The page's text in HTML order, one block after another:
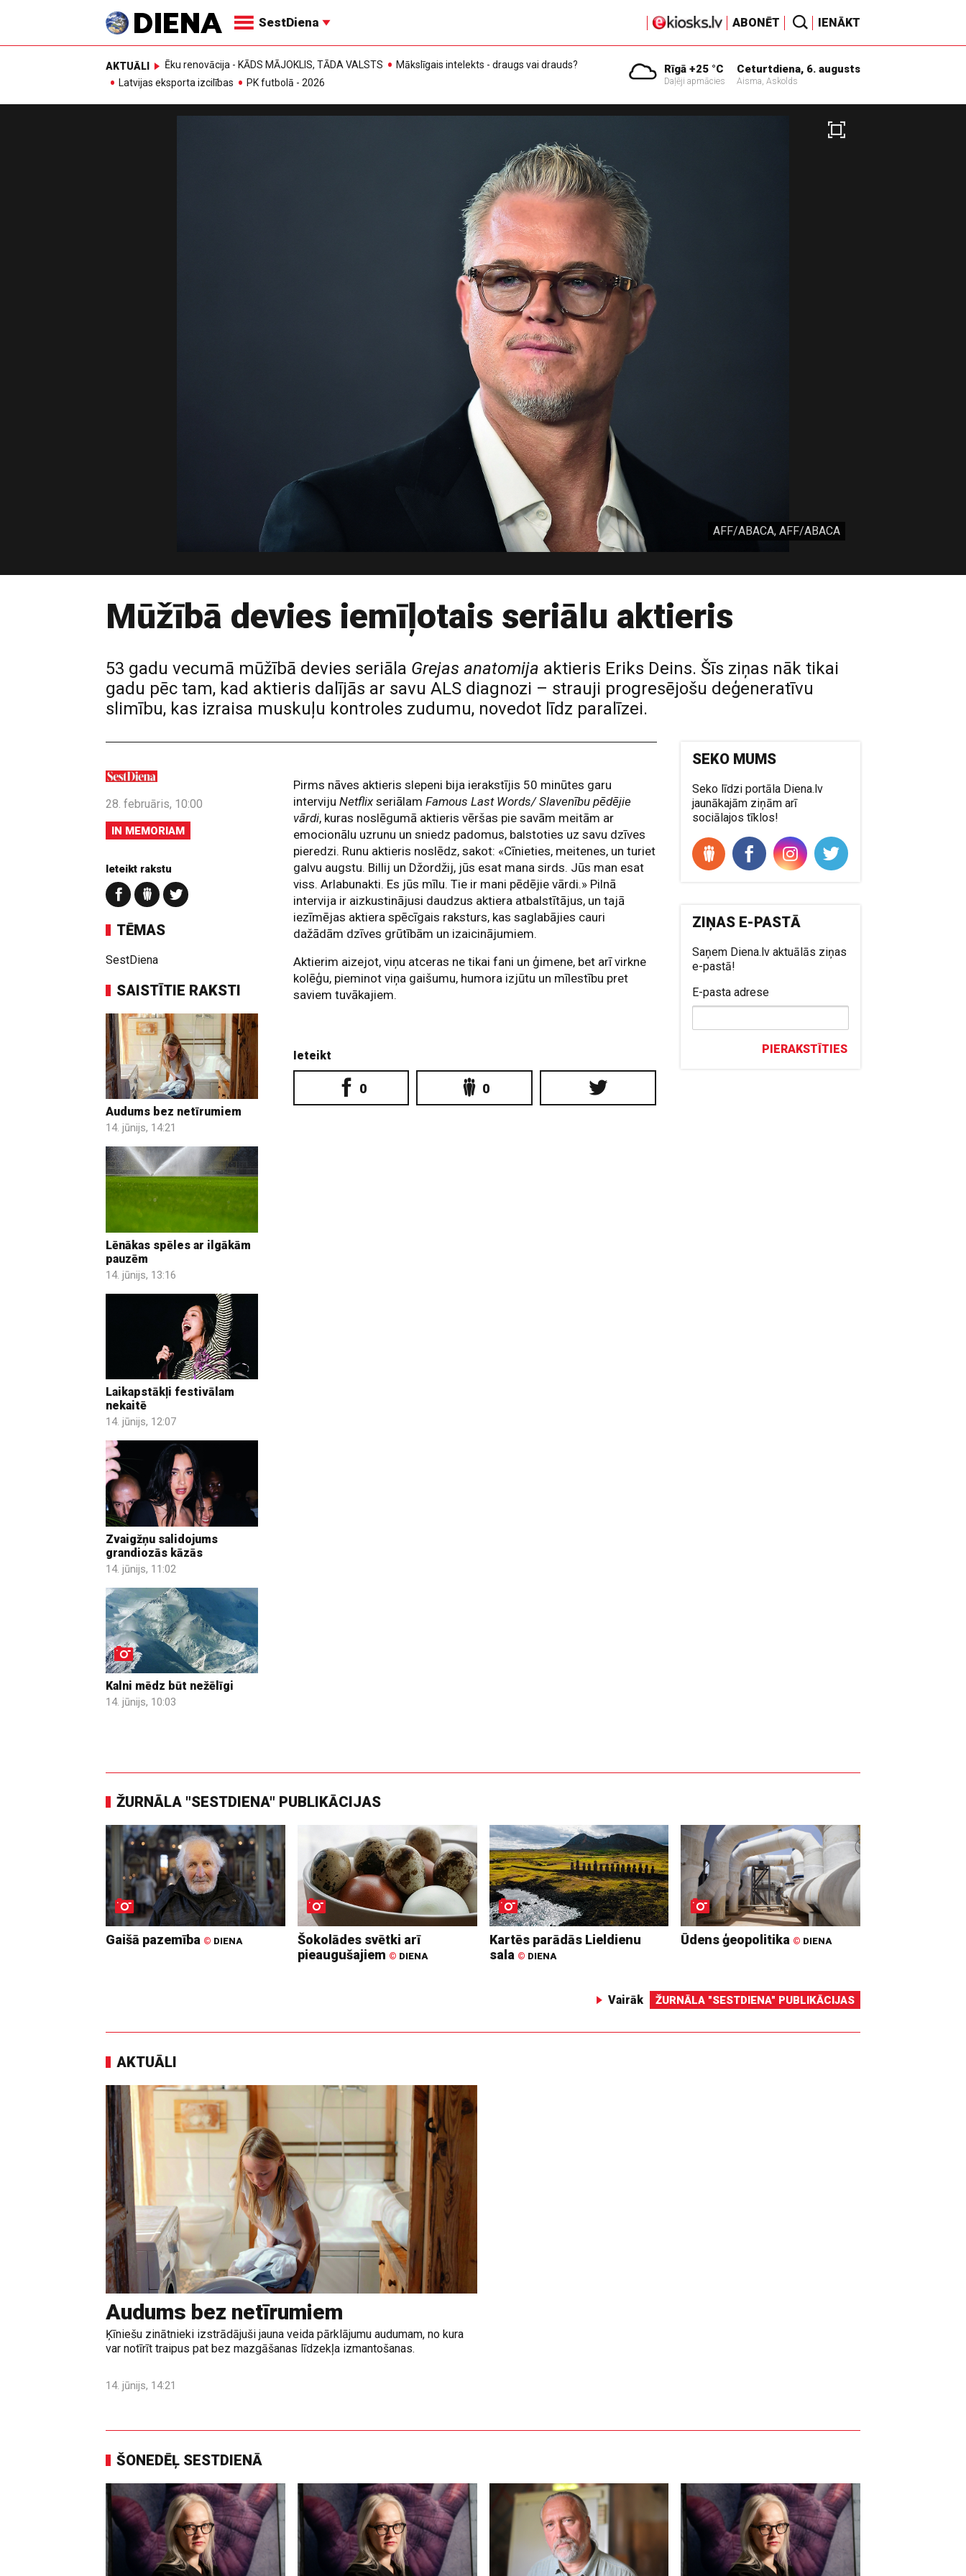
SestDiena ABONĒT IENĀKT
AKTUĀLI Ēku renovācija - KĀDS MĀJOKLIS, TĀDA VALSTS
Mākslīgais intelekts - draugs vai drauds?
Latvijas eksporta izcilības
PK futbolā - 2026
Rīgā +25 °C
Daļēji apmācies
Ceturtdiena, 6. augusts
Aisma, Askolds
AFF/ABACA, AFF/ABACA
Mūžībā devies iemīļotais seriālu aktieris
53 gadu vecumā mūžībā devies seriāla Grejas anatomija aktieris Eriks Deins. Šīs ziņas nāk tikai
gadu pēc tam, kad aktieris dalījās ar savu ALS diagnozi – strauji progresējošu deģeneratīvu
slimību, kas izraisa muskuļu kontroles zudumu, novedot līdz paralīzei.
28. februāris, 10:00
IN MEMORIAM
Ieteikt rakstu
TĒMAS
SestDiena
SAISTĪTIE RAKSTI
Audums bez netīrumiem
14. jūnijs, 14:21
Lēnākas spēles ar ilgākām
pauzēm
14. jūnijs, 13:16
Laikapstākļi festivālam
nekaitē
14. jūnijs, 12:07
Zvaigžņu salidojums
grandiozās kāzās
14. jūnijs, 11:02
Kalni mēdz būt nežēlīgi
14. jūnijs, 10:03
Pirms nāves aktieris slepeni bija ierakstījis 50 minūtes garu
intervijuNetflixseriālam Famous Last Words/ Slavenību pēdējie
vārdi, kuras noslēgumā aktieris vēršas pie savām meitām ar
emocionālu uzrunu un sniedz padomus, balstoties uz savu dzīves
pieredzi. Runu aktieris noslēdz, sakot: «Cīnieties, meitenes, un turiet
galvu augstu. Billij un Džordžij, jūs esat mana sirds. Jūs man esat
viss. Arlabunakti. Es jūs mīlu. Tie ir mani pēdējie vārdi.» Pilnā
intervija ir aizkustinājusi daudzus aktiera atbalstītājus, un tajā
iezīmējas aktiera spēcīgais raksturs, kas saglabājies cauri
dažādām dzīves grūtībām un izaicinājumiem.
Aktierim aizejot, viņu atceras ne tikai fani un ģimene, bet arī virkne
kolēģu, pieminot viņa gaišumu, humora izjūtu un mīlestību pret
saviem tuvākajiem.
Ieteikt
0 0
SEKO MUMS
Seko līdzi portāla Diena.lv
jaunākajām ziņām arī
sociālajos tīklos!
ZIŅAS E-PASTĀ
Saņem Diena.lv aktuālās ziņas
e-pastā!
E-pasta adrese
PIERAKSTĪTIES
ŽURNĀLA "SESTDIENA" PUBLIKĀCIJAS
Gaišā pazemība © DIENA
Šokolādes svētki arī
pieaugušajiem © DIENA
Kartēs parādās Lieldienu
sala © DIENA
Ūdens ģeopolitika © DIENA
Vairāk ŽURNĀLA "SESTDIENA" PUBLIKĀCIJAS
AKTUĀLI
Audums bez netīrumiem
Ķīniešu zinātnieki izstrādājuši jauna veida pārklājumu audumam, no kura
var notīrīt traipus pat bez mazgāšanas līdzekļa izmantošanas.
14. jūnijs, 14:21
ŠONEDĒĻ SESTDIENĀ